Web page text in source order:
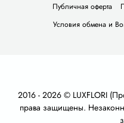
Публичная оферта
Условия обмена и
2016 - 2026 © LUXFLORI
права защищены.